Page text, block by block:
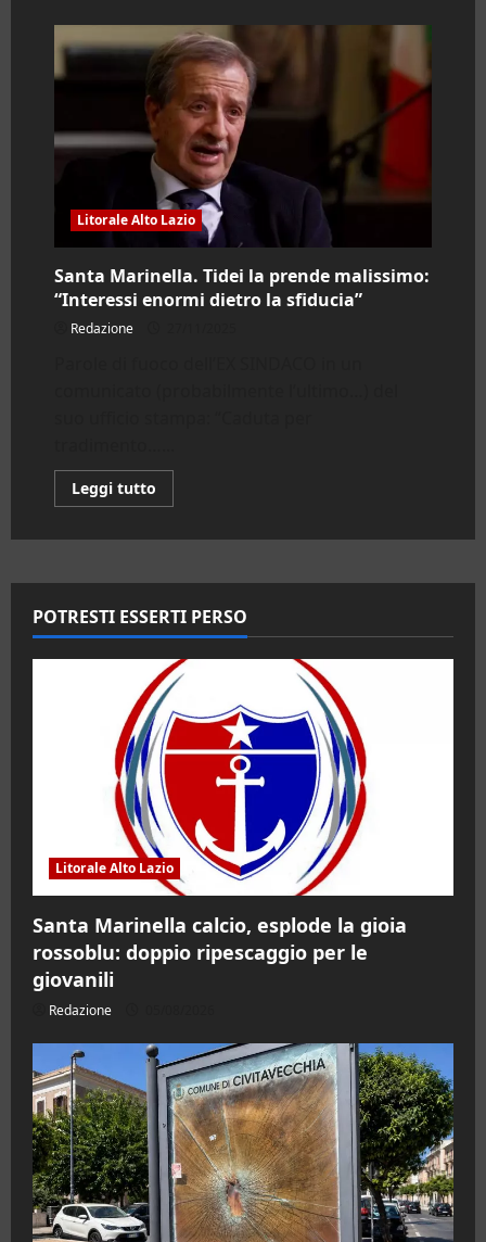
Litorale Alto Lazio
Santa Marinella. Tidei la prende malissimo:
“Interessi enormi dietro la sfiducia”
Redazione
Leggi tutto
di
Tidei
prende
malissimo:
“Interessi
enormi
dietro
la
sfiducia”
POTRESTI ESSERTI PERSO
Litorale Alto Lazio
Santa Marinella calcio, esplode la gioia
rossoblu: doppio ripescaggio per le
giovanili
Redazione